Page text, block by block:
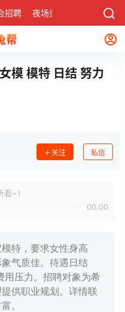
招聘 夜场资讯 社区
模 模特 日结 努力
关注 私信
~！
00:00
特，要求女性身高
象气质佳。待遇日结
用压力。招聘对象为希
供职业规划。详情联
。